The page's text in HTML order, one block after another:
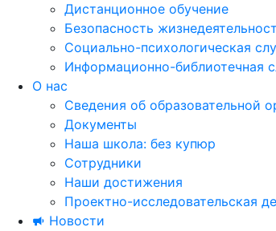
Дистанционное обучение
Безопасность
Социально-психологическая
Информационно-библиотечная
О нас
Сведения об образовательной
Документы
Наша школа: без купюр
Сотрудники
Наши достижения
Проектно-исследовательская
Новости